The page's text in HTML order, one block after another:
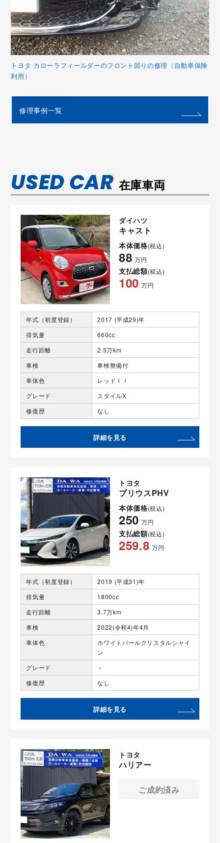
トヨタ カローラフィールダーのフロント回りの修理（自動車保険
利用）
修理事例一覧
USED CAR 在庫車両
ダイハツ
キャスト
本体価格(税込)
88 万円
支払総額(税込)
100 万円
年式（初度登録）
2017 (平成29)年
排気量
660cc
走行距離
2.5万km
車検
車検整備付
車体色
レッドＩＩ
グレード
スタイルX
修復歴
なし
詳細を見る
トヨタ
プリウスPHV
本体価格(税込)
250 万円
支払総額(税込)
259.8 万円
年式（初度登録）
2019 (平成31)年
排気量
1800cc
走行距離
3.7万km
車検
2022(令和4)年4月
車体色
ホワイトパールクリスタルシャイ
ン
グレード
－
修復歴
なし
詳細を見る
トヨタ
ハリアー
ご成約済み